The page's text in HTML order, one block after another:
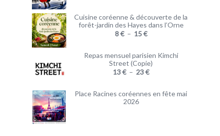
Cuisine coréenne & découverte de la
forêt-jardin des Hayes dans l’Orne
8€ – 15€
Repas mensuel parisien Kimchi
Street (Copie)
13€ – 23€
Place Racines coréennes en fête mai
2026